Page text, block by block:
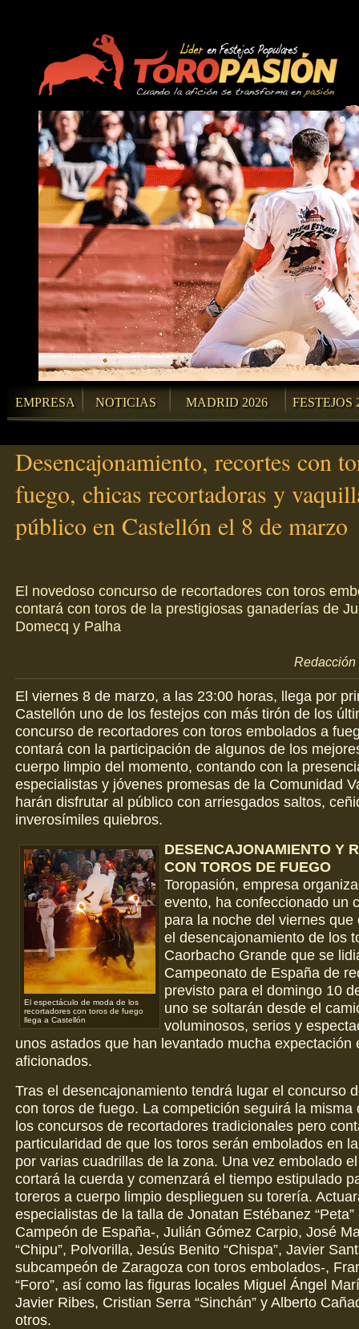
EMPRESA NOTICIAS MADRID 2026 FESTEJOS
Desencajonamiento, recortes con
fuego, chicas recortadoras y
público en Castellón el 8 de marzo
El novedoso concurso de recortadores con toros
contará con toros de la prestigiosas ganaderías de
Domecq y Palha
Redacción
El viernes 8 de marzo, a las 23:00 horas, llega por
Castellón uno de los festejos con más tirón de los
concurso de recortadores con toros embolados a
contará con la participación de algunos de los
cuerpo limpio del momento, contando con la
especialistas y jóvenes promesas de la Comunidad
harán disfrutar al público con arriesgados saltos,
inverosímiles quiebros.
El espectáculo de moda de los
recortadores con toros de fuego
llega a Castellón
DESENCAJONAMIENTO Y
CON TOROS DE FUEGO
Toropasión, empresa
evento, ha confeccionado un
para la noche del viernes que
el desencajonamiento de los
Caorbacho Grande que se
Campeonato de España de
previsto para el domingo 10
uno se soltarán desde el
voluminosos, serios y
unos astados que han levantado mucha expectación
aficionados.
Tras el desencajonamiento tendrá lugar el concurso
con toros de fuego. La competición seguirá la misma
los concursos de recortadores tradicionales pero
particularidad de que los toros serán embolados en
por varias cuadrillas de la zona. Una vez embolado
cortará la cuerda y comenzará el tiempo estipulado
toreros a cuerpo limpio desplieguen su torería.
especialistas de la talla de Jonatan Estébanez “Peta”
Campeón de España-, Julián Gómez Carpio, José
“Chipu”, Polvorilla, Jesús Benito “Chispa”, Javier
subcampeón de Zaragoza con toros embolados-,
“Foro”, así como las figuras locales Miguel Ángel
Javier Ribes, Cristian Serra “Sinchán” y Alberto
otros.